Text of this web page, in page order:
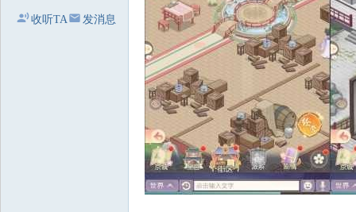
收听TA 发消息